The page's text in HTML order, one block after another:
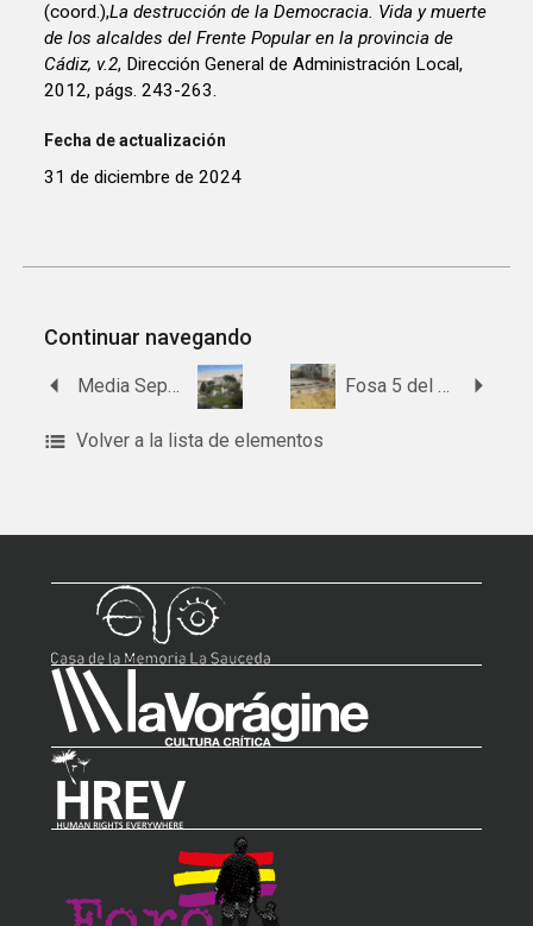
(coord.),La destrucción de la Democracia. Vida y muerte
de los alcaldes del Frente Popular en la provincia de
Cádiz, v.2, Dirección General de Administración Local,
2012, págs. 243-263.
Fecha de actualización
31 de diciembre de 2024
Continuar navegando
Volver a la lista de elementos